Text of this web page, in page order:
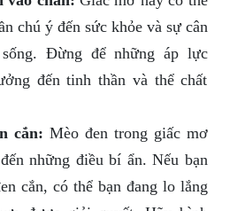
chú ý đến sức khỏe và sự cân
Đừng để những áp lực
đến tinh thần và thể chất
cắn: Mèo đen trong giấc mơ
những điều bí ẩn. Nếu bạn
cắn, có thể bạn đang lo lắng